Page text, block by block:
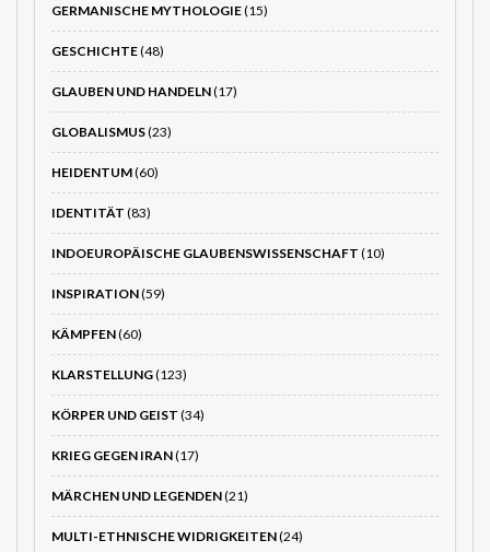
GERMANISCHE MYTHOLOGIE(15)
GESCHICHTE(48)
GLAUBEN UND HANDELN(17)
GLOBALISMUS(23)
HEIDENTUM(60)
IDENTITÄT (83)
INDOEUROPÄISCHE GLAUBENSWISSENSCHAFT (10)
INSPIRATION(59)
KÄMPFEN(60)
KLARSTELLUNG(123)
KÖRPER UND GEIST (34)
KRIEG GEGEN IRAN(17)
MÄRCHEN UND LEGENDEN(21)
MULTI-ETHNISCHE WIDRIGKEITEN(24)